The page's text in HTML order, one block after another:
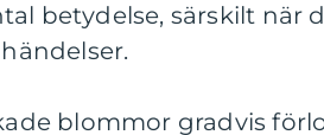
betydelse, särskilt när
blommor gradvis